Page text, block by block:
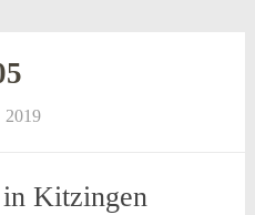
2019
Kitzingen